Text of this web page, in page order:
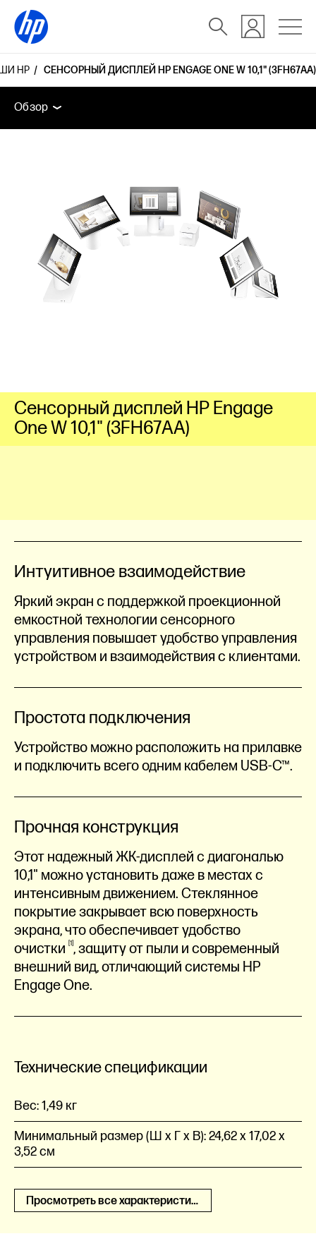
HP СЕНСОРНЫЙ ДИСПЛЕЙ HP ENGAGE ONE W 10,1" (3FH67AA)
Обзор Технические спецификации
Обзор
Дополнительные устройства
Поддержка
Сенсорный дисплей HP Engage
One W 10,1" (3FH67AA)
Интуитивное взаимодействие
Яркий экран с поддержкой проекционной
емкостной технологии сенсорного
управления повышает удобство управления
устройством и взаимодействия с клиентами.
Простота подключения
Устройство можно расположить на прилавке
и подключить всего одним кабелем USB-C™.
Прочная конструкция
Этот надежный ЖК-дисплей с диагональю
10,1" можно установить даже в местах с
интенсивным движением. Стеклянное
покрытие закрывает всю поверхность
экрана, что обеспечивает удобство
очистки
1 , защиту от пыли и современный
внешний вид, отличающий системы HP
Engage One.
Технические спецификации
Вес:1,49 кг
Минимальный размер (Ш x Г x В):24,62 x 17,02 x
3,52 см
Просмотреть все характеристики